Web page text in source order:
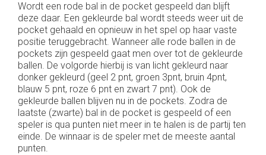
Wordt een rode bal in de pocket gespeeld dan blijft
deze daar. Een gekleurde bal wordt steeds weer uit de
pocket gehaald en opnieuw in het spel op haar vaste
positie teruggebracht. Wanneer alle rode ballen in de
pockets zijn gespeeld gaat men over tot de gekleurde
ballen. De volgorde hierbij is van licht gekleurd naar
donker gekleurd (geel 2 pnt, groen 3pnt, bruin 4pnt,
blauw 5 pnt, roze 6 pnt en zwart 7 pnt). Ook de
gekleurde ballen blijven nu in de pockets. Zodra de
laatste (zwarte) bal in de pocket is gespeeld of een
speler is qua punten niet meer in te halen is de partij ten
einde. De winnaar is de speler met de meeste aantal
punten.